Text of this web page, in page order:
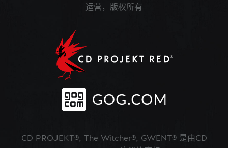
运营，版权所有
CD PROJEKT®, The Witcher®, GWENT® 是由CD